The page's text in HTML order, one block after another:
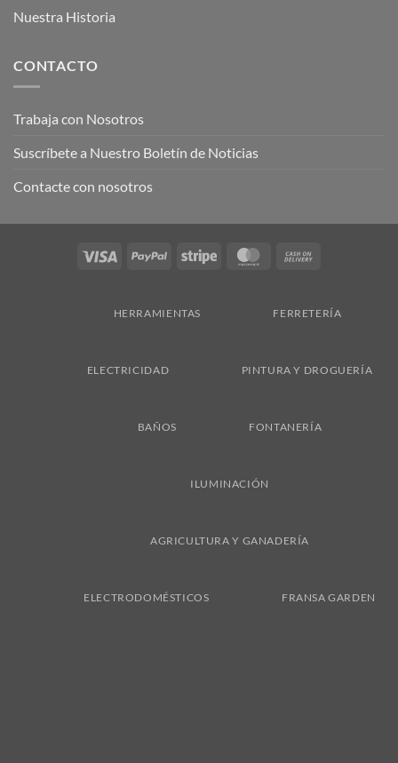
Nuestra Historia
CONTACTO
Trabaja con Nosotros
Suscríbete a Nuestro Boletín de Noticias
Contacte con nosotros
Visa PayPal Stripe MasterCard
HERRAMIENTAS FERRETERÍA
ELECTRICIDAD PINTURA Y DROGUERÍA
BAÑOS FONTANERÍA
ILUMINACIÓN
AGRICULTURA Y GANADERÍA
ELECTRODOMÉSTICOS FRANSA GARDEN